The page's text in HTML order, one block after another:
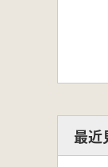
最近